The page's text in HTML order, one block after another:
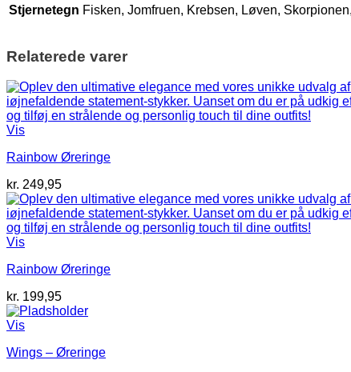
Stjernetegn Fisken, Jomfruen, Krebsen, Løven,
Relaterede varer
Vis
Rainbow Øreringe
kr. 249,95
Vis
Rainbow Øreringe
kr. 199,95
Vis
Wings – Øreringe